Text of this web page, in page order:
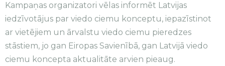
Kampaņas organizatori vēlas informēt Latvijas
iedzīvotājus par viedo ciemu konceptu, iepazīstinot
ar vietējiem un ārvalstu viedo ciemu pieredzes
stāstiem, jo gan Eiropas Savienībā, gan Latvijā viedo
ciemu koncepta aktualitāte arvien pieaug.